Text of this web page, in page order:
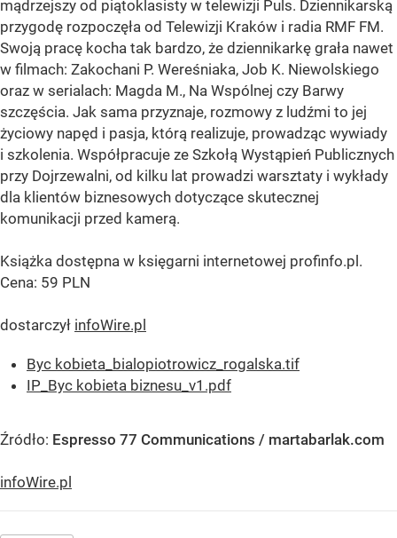
mądrzejszy od piątoklasisty w telewizji Puls. Dziennikarską
przygodę rozpoczęła od Telewizji Kraków i radia RMF FM.
Swoją pracę kocha tak bardzo, że dziennikarkę grała nawet
w filmach: Zakochani P. Wereśniaka, Job K. Niewolskiego
oraz w serialach: Magda M., Na Wspólnej czy Barwy
szczęścia. Jak sama przyznaje, rozmowy z ludźmi to jej
życiowy napęd i pasja, którą realizuje, prowadząc wywiady
i szkolenia. Współpracuje ze Szkołą Wystąpień Publicznych
przy Dojrzewalni, od kilku lat prowadzi warsztaty i wykłady
dla klientów biznesowych dotyczące skutecznej
komunikacji przed kamerą.
Książka dostępna w księgarni internetowej profinfo.pl.
Cena: 59 PLN
dostarczył infoWire.pl
Byc kobieta_bialopiotrowicz_rogalska.tif
IP_Byc kobieta biznesu_v1.pdf
Źródło: Espresso 77 Communications / martabarlak.com
infoWire.pl